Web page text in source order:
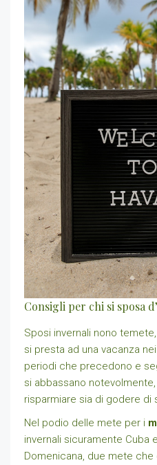
Consigli per chi si sposa
Sposi invernali nono
si presta ad una vacanza
periodi che precedono e
si abbassano
risparmiare sia di godere di
Nel podio delle mete per i
invernali sicuramente Cuba
Domenicana, due mete